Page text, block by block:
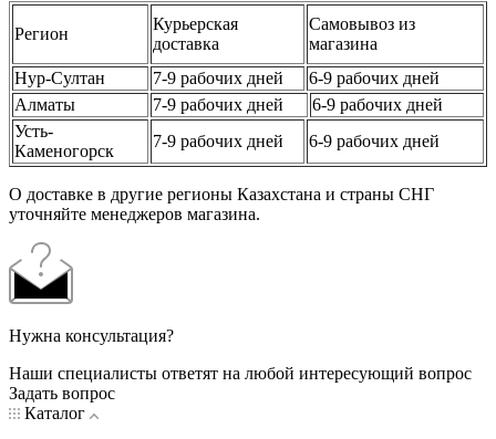
Регион
Курьерская
доставка
Самовывоз из
магазина
Нур-Султан
7-9 рабочих дней
6-9 рабочих дней
Алматы
7-9 рабочих дней
6-9 рабочих дней
Усть-
Каменогорск
7-9 рабочих дней 6-9 рабочих дней
О доставке в другие регионы Казахстана и страны СНГ
уточняйте менеджеров магазина.
Нужна консультация?
Наши специалисты ответят на любой интересующий вопрос
Задать вопрос
Каталог